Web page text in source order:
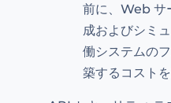
前に、Web サ
成およびシミ
働システムの
築するコスト